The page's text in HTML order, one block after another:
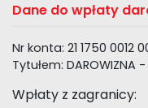
Dane do wpłaty
Nr konta: 21 1750 0012
Tytułem: DAROWIZNA -
Wpłaty z zagranicy: